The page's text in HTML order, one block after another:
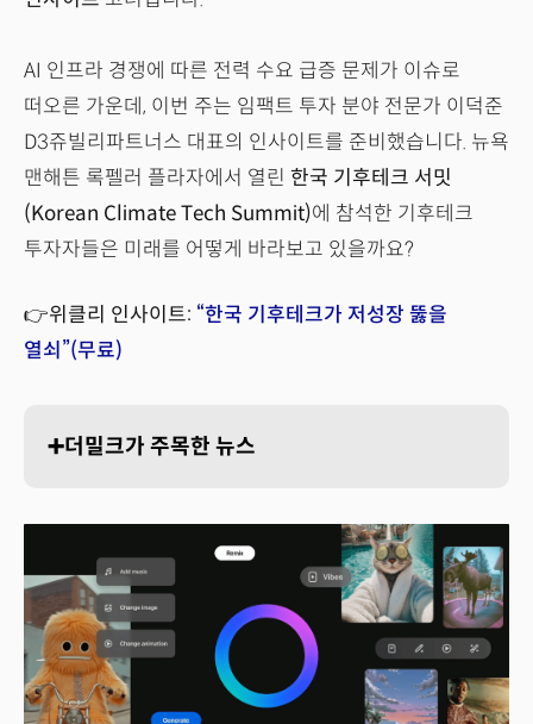
AI 인프라 경쟁에 따른 전력 수요 급증 문제가 이슈로
떠오른 가운데, 이번 주는 임팩트 투자 분야 전문가 이덕준
D3쥬빌리파트너스 대표의 인사이트를 준비했습니다. 뉴욕
맨해튼 록펠러 플라자에서 열린 한국 기후테크 서밋
(Korean Climate Tech Summit)에 참석한 기후테크
투자자들은 미래를 어떻게 바라보고 있을까요?
👉위클리 인사이트: “한국 기후테크가 저성장 뚫을
열쇠”(무료)
➕더밀크가 주목한 뉴스